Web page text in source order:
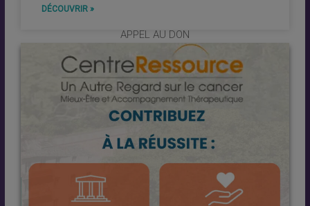
DÉCOUVRIR »
APPEL AU DON